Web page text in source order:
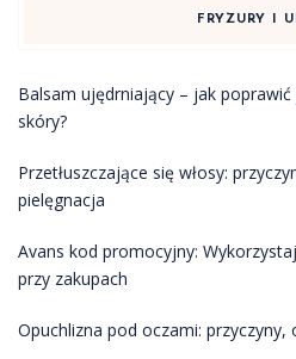
FRYZURY I
Balsam ujędrniający – jak
skóry?
Przetłuszczające się włosy:
pielęgnacja
Avans kod promocyjny:
przy zakupach
Opuchlizna pod oczami: przyczyny,